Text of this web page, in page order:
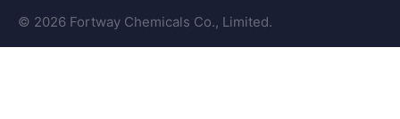
© 2026 Fortway Chemicals Co., Limited.